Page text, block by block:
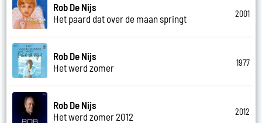
Rob De Nijs
Het paard dat over de maan springt
2001
Rob De Nijs
Het werd zomer
1977
Rob De Nijs
Het werd zomer 2012
2012